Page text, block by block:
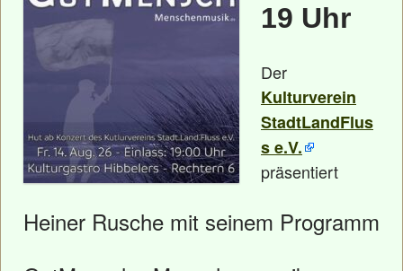
19 Uhr
Der
Kulturverein
StadtLandFlus
s e.V.
präsentiert
Heiner Rusche mit seinem Programm